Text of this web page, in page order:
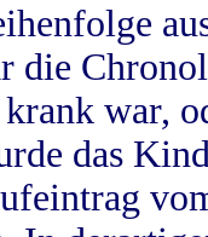
die
war,
das